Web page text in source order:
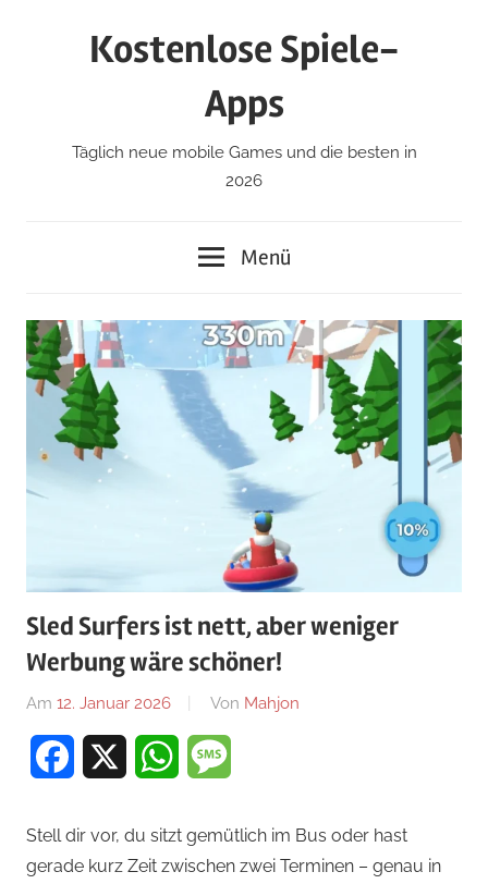
Kostenlose Spiele-
Apps
Täglich neue mobile Games und die besten in
2026
Menü
Sled Surfers ist nett, aber weniger
Werbung wäre schöner!
Am 12. Januar 2026 Von Mahjon
Arcade-
Spiele,
Facebook WhatsApp
Stell dir vor, du sitzt gemütlich im Bus oder hast
gerade kurz Zeit zwischen zwei Terminen – genau in